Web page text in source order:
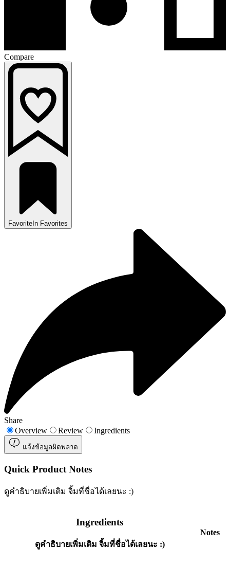
Compare
Favorite In Favorites
Share
Overview
Review Ingredients
แจ้งข้อมูลผิดพลาด
Quick Product Notes
ดูคำธิบายเพิ่มเติม จิ้มที่ชื่อได้เลยนะ :)
Ingredients
ดูคำธิบายเพิ่มเติม จิ้มที่ชื่อได้เลยนะ :)
Notes